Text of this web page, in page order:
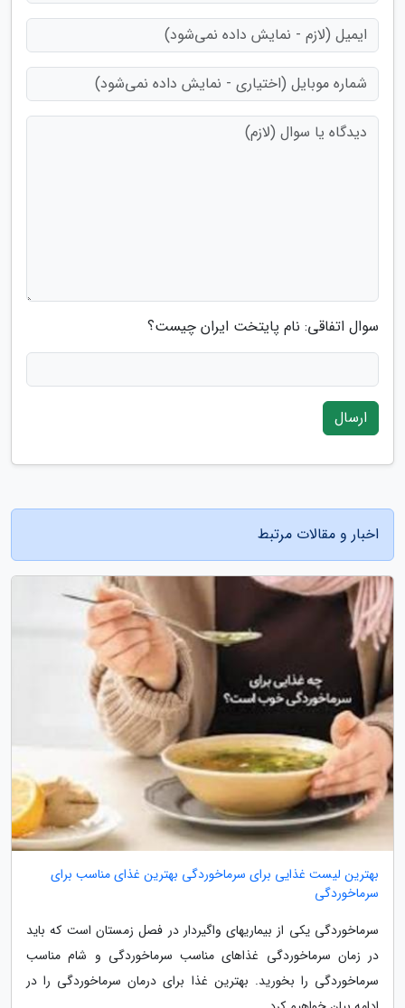
سوال اتفاقی: نام پایتخت ایران چیست؟
ارسال
اخبار و مقالات مرتبط
بهترین لیست غذایی برای سرماخوردگی بهترین غذای مناسب برای
سرماخوردگی
سرماخوردگی یکی از بیماریهای واگیردار در فصل زمستان است که باید
در زمان سرماخوردگی غذاهای مناسب سرماخوردگی و شام مناسب
سرماخوردگی را بخورید. بهترین غذا برای درمان سرماخوردگی را در